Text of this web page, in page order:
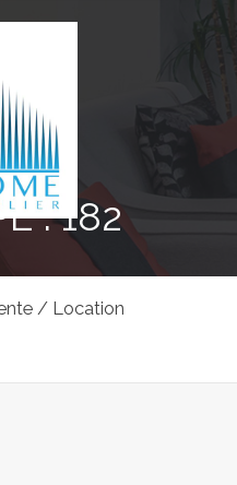
: 182
/ Location